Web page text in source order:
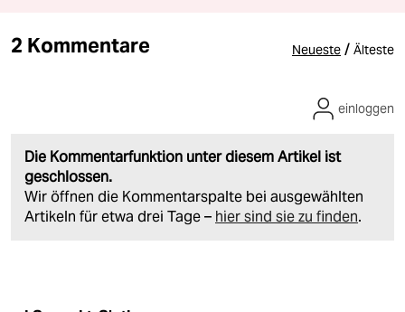
2 Kommentare Neueste / Älteste
Die Kommentarfunktion unter diesem Artikel ist
geschlossen.
Wir öffnen die Kommentarspalte bei ausgewählten
Artikeln für etwa drei Tage – hier sind sie zu finden.
einloggen